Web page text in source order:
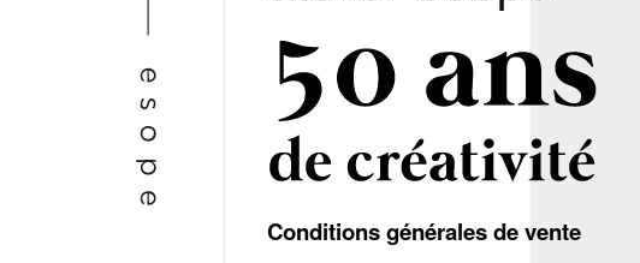
Conditions générales de vente